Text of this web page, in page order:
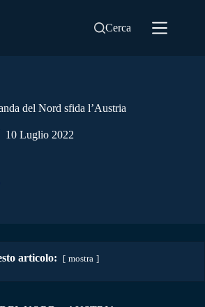
Cerca
del Nord sfida l’Austria
10 Luglio 2022
articolo: mostra